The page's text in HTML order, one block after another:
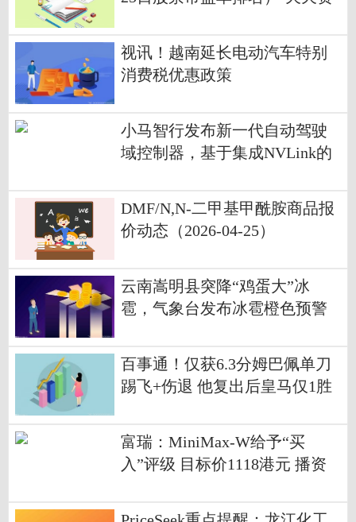
视讯！越南延长电动汽车特别
消费税优惠政策
小马智行发布新一代自动驾驶
域控制器，基于集成NVLink的
DMF/N,N-二甲基甲酰胺商品报
价动态（2026-04-25）
云南嵩明县突降“鸡蛋大”冰
雹，气象台发布冰雹橙色预警
百事通！仅获6.3分姆巴佩单刀
踢飞+伤退 他复出后皇马仅1胜
富瑞：MiniMax-W给予“买
入”评级 目标价1118港元 播资